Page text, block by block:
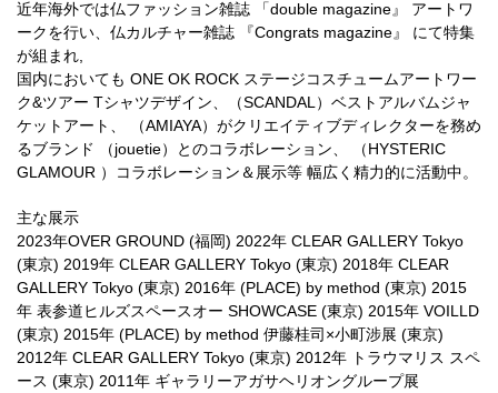
近年海外では仏ファッション雑誌 「double magazine』 アートワ
ークを行い、仏カルチャー雑誌 『Congrats magazine』 にて特集
が組まれ,
国内においても ONE OK ROCK ステージコスチュームアートワー
ク&ツアー Tシャツデザイン、（SCANDAL）ベストアルバムジャ
ケットアート、 （AMIAYA）がクリエイティブディレクターを務め
るブランド （jouetie）とのコラボレーション、 （HYSTERIC
GLAMOUR ）コラボレーション＆展示等 幅広く精力的に活動中。
主な展示
2023年OVER GROUND (福岡) 2022年 CLEAR GALLERY Tokyo
(東京) 2019年 CLEAR GALLERY Tokyo (東京) 2018年 CLEAR
GALLERY Tokyo (東京) 2016年 (PLACE) by method (東京) 2015
年 表参道ヒルズスペースオー SHOWCASE (東京) 2015年 VOILLD
(東京) 2015年 (PLACE) by method 伊藤桂司×小町涉展 (東京)
2012年 CLEAR GALLERY Tokyo (東京) 2012年 トラウマリス スペ
ース (東京) 2011年 ギャラリーアガサヘリオングループ展